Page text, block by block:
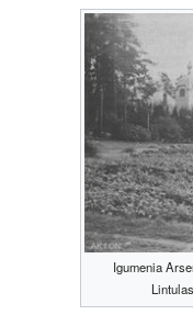
Igumenia